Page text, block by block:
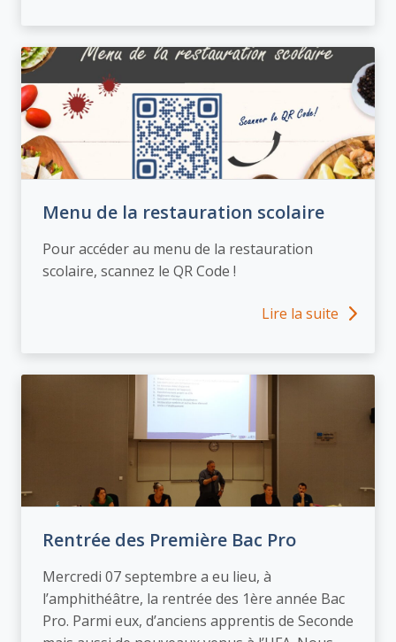
Menu de la restauration scolaire
Pour accéder au menu de la restauration
scolaire, scannez le QR Code !
Lire la suite
Rentrée des Première Bac Pro
Mercredi 07 septembre a eu lieu, à
l’amphithéâtre, la rentrée des 1ère année Bac
Pro. Parmi eux, d’anciens apprentis de Seconde